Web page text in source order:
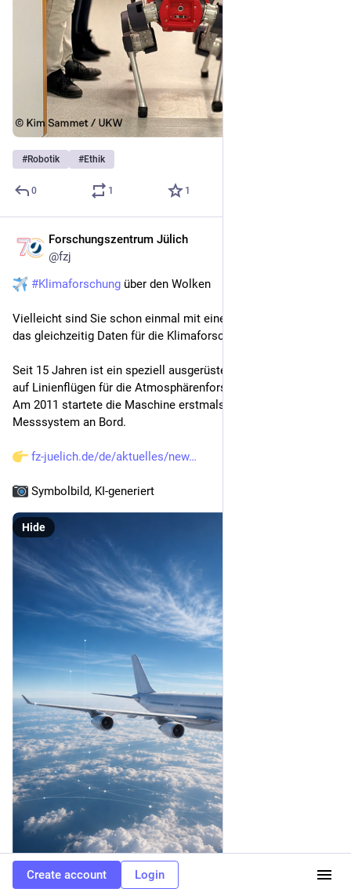
#Robotik #Ethik
0 1 1
Forschungszentrum Jülich
@fzj
#Klimaforschung über den Wolken
Vielleicht sind Sie schon einmal mit einem Flugzeug geflogen,
das gleichzeitig Daten für die Klimaforschung sammelt.
Seit 15 Jahren ist ein speziell ausgerüsteter Lufthansa Airbus
auf Linienflügen für die Atmosphärenforschung unterwegs.
Am 2011 startete die Maschine erstmals mit einem
Messsystem an Bord.
fz-juelich.de/de/aktuelles/new
Symbolbild, KI-generiert
Hide
Create account Login